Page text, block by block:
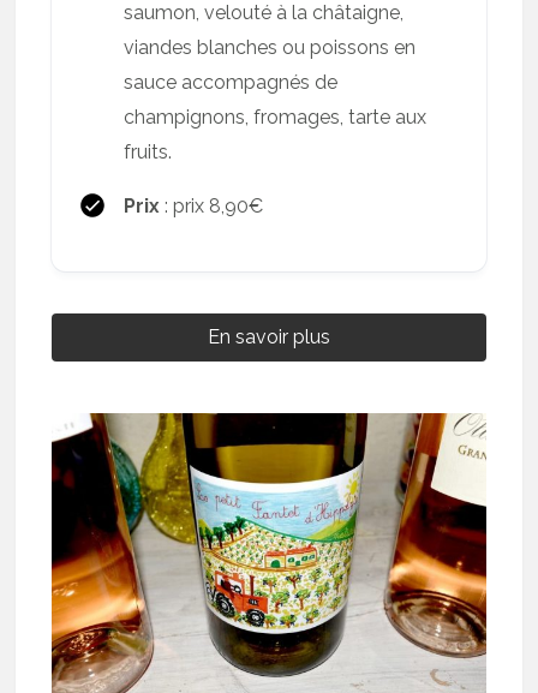
saumon, velouté à la châtaigne,
viandes blanches ou poissons en
sauce accompagnés de
champignons, fromages, tarte aux
fruits.
Prix : prix 8,90€
En savoir plus